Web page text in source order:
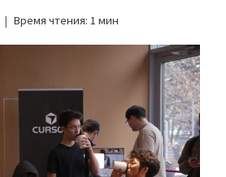
Время чтения: 1 мин